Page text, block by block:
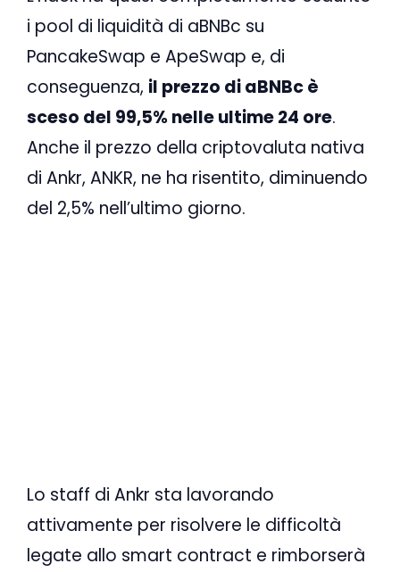
i pool di liquidità di aBNBc su
PancakeSwap e ApeSwap e, di
conseguenza, il prezzo di aBNBc è
sceso del 99,5% nelle ultime 24 ore.
Anche il prezzo della criptovaluta nativa
di Ankr, ANKR, ne ha risentito, diminuendo
del 2,5% nell’ultimo giorno.
Lo staff di Ankr sta lavorando
attivamente per risolvere le difficoltà
legate allo smart contract e rimborserà